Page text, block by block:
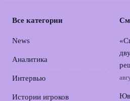
Все категории
News
Аналитика
Интервью
Истории игроков